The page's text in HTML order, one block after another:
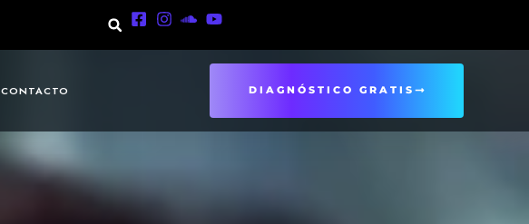
CONTACTO DIAGNÓSTICO GRATIS